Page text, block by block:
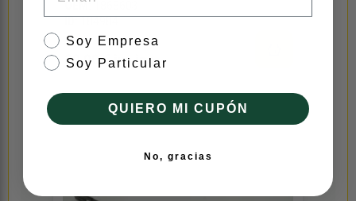
OEM: 1868603
16,53 € sin iva
20,00 € iva inc
tipo de cliente
Soy Empresa
Soy Particular
QUIERO MI CUPÓN
No, gracias